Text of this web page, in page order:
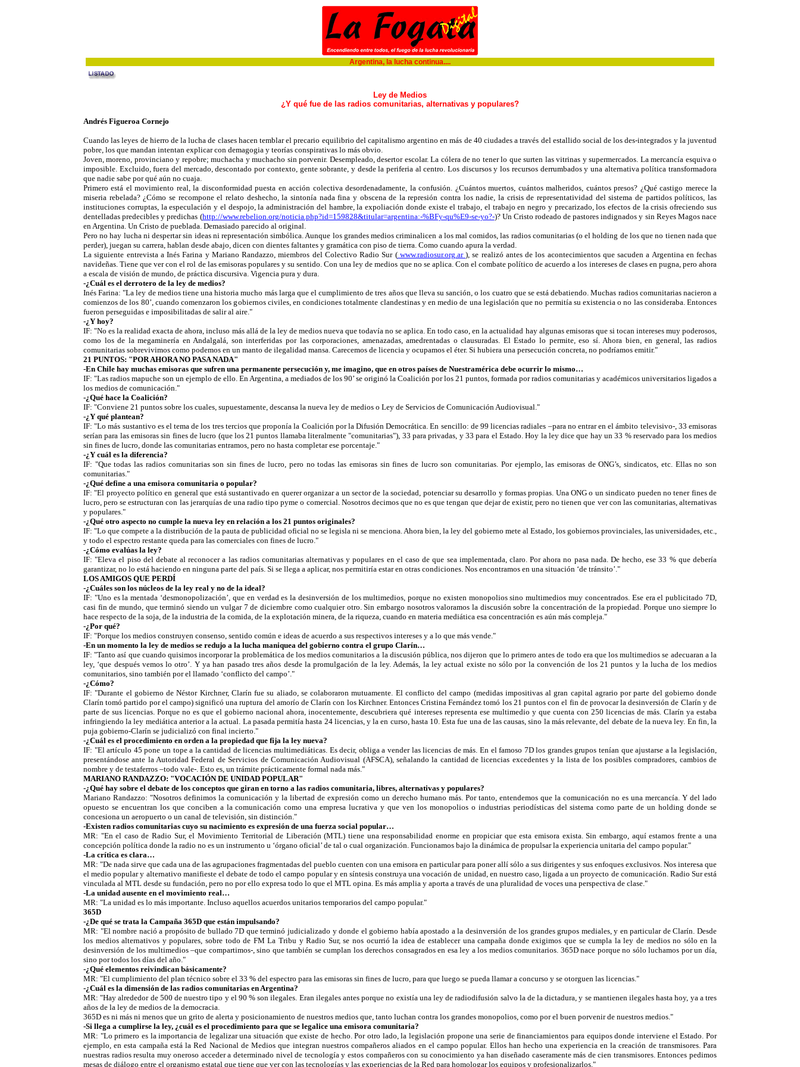
Argentina, la lucha continua....
Ley de Medios
¿Y qué fue de las radios comunitarias, alternativas y populares?
Andrés Figueroa Cornejo
Cuando las leyes de hierro de la lucha de clases hacen temblar el precario equilibrio del capitalismo argentino en más de 40 ciudades a través del estallido social de los des-integrados y la juventud
pobre, los que mandan intentan explicar con demagogia y teorías conspirativas lo más obvio.
Joven, moreno, provinciano y repobre; muchacha y muchacho sin porvenir. Desempleado, desertor escolar. La cólera de no tener lo que surten las vitrinas y supermercados. La mercancía esquiva o
imposible. Excluido, fuera del mercado, descontado por contexto, gente sobrante, y desde la periferia al centro. Los discursos y los recursos derrumbados y una alternativa política transformadora
que nadie sabe por qué aún no cuaja.
Primero está el movimiento real, la disconformidad puesta en acción colectiva desordenadamente, la confusión. ¿Cuántos muertos, cuántos malheridos, cuántos presos? ¿Qué castigo merece la
miseria rebelada? ¿Cómo se recompone el relato deshecho, la sintonía nada fina y obscena de la represión contra los nadie, la crisis de representatividad del sistema de partidos políticos, las
instituciones corruptas, la especulación y el despojo, la administración del hambre, la expoliación donde existe el trabajo, el trabajo en negro y precarizado, los efectos de la crisis ofreciendo sus
dentelladas predecibles y predichas (http://www.rebelion.org/noticia.php?id=159828&titular=argentina:-%BFy-qu%E9-se-yo?-)? Un Cristo rodeado de pastores indignados y sin Reyes Magos nace
en Argentina. Un Cristo de pueblada. Demasiado parecido al original.
Pero no hay lucha ni despertar sin ideas ni representación simbólica. Aunque los grandes medios criminalicen a los mal comidos, las radios comunitarias (o el holding de los que no tienen nada que
perder), juegan su carrera, hablan desde abajo, dicen con dientes faltantes y gramática con piso de tierra. Como cuando apura la verdad.
La siguiente entrevista a Inés Farina y Mariano Randazzo, miembros del Colectivo Radio Sur (www.radiosur.org.ar ), se realizó antes de los acontecimientos que sacuden a Argentina en fechas
navideñas. Tiene que ver con el rol de las emisoras populares y su sentido. Con una ley de medios que no se aplica. Con el combate político de acuerdo a los intereses de clases en pugna, pero ahora
a escala de visión de mundo, de práctica discursiva. Vigencia pura y dura.
-¿Cuál es el derrotero de la ley de medios?
Inés Farina: "La ley de medios tiene una historia mucho más larga que el cumplimiento de tres años que lleva su sanción, o los cuatro que se está debatiendo. Muchas radios comunitarias nacieron a
comienzos de los 80’, cuando comenzaron los gobiernos civiles, en condiciones totalmente clandestinas y en medio de una legislación que no permitía su existencia o no las consideraba. Entonces
fueron perseguidas e imposibilitadas de salir al aire."
-¿Y hoy?
IF: "No es la realidad exacta de ahora, incluso más allá de la ley de medios nueva que todavía no se aplica. En todo caso, en la actualidad hay algunas emisoras que si tocan intereses muy poderosos,
como los de la megaminería en Andalgalá, son interferidas por las corporaciones, amenazadas, amedrentadas o clausuradas. El Estado lo permite, eso sí. Ahora bien, en general, las radios
comunitarias sobrevivimos como podemos en un manto de ilegalidad mansa. Carecemos de licencia y ocupamos el éter. Si hubiera una persecución concreta, no podríamos emitir."
21 PUNTOS: "POR AHORA NO PASA NADA"
-En Chile hay muchas emisoras que sufren una permanente persecución y, me imagino, que en otros países de Nuestramérica debe ocurrir lo mismo…
IF: "Las radios mapuche son un ejemplo de ello. En Argentina, a mediados de los 90’ se originó la Coalición por los 21 puntos, formada por radios comunitarias y académicos universitarios ligados a
los medios de comunicación."
-¿Qué hace la Coalición?
IF: "Conviene 21 puntos sobre los cuales, supuestamente, descansa la nueva ley de medios o Ley de Servicios de Comunicación Audiovisual."
-¿Y qué plantean?
IF: "Lo más sustantivo es el tema de los tres tercios que proponía la Coalición por la Difusión Democrática. En sencillo: de 99 licencias radiales –para no entrar en el ámbito televisivo-, 33 emisoras
serían para las emisoras sin fines de lucro (que los 21 puntos llamaba literalmente "comunitarias"), 33 para privadas, y 33 para el Estado. Hoy la ley dice que hay un 33 % reservado para los medios
sin fines de lucro, donde las comunitarias entramos, pero no hasta completar ese porcentaje."
-¿Y cuál es la diferencia?
IF: "Que todas las radios comunitarias son sin fines de lucro, pero no todas las emisoras sin fines de lucro son comunitarias. Por ejemplo, las emisoras de ONG’s, sindicatos, etc. Ellas no son
comunitarias."
-¿Qué define a una emisora comunitaria o popular?
IF: "El proyecto político en general que está sustantivado en querer organizar a un sector de la sociedad, potenciar su desarrollo y formas propias. Una ONG o un sindicato pueden no tener fines de
lucro, pero se estructuran con las jerarquías de una radio tipo pyme o comercial. Nosotros decimos que no es que tengan que dejar de existir, pero no tienen que ver con las comunitarias, alternativas
y populares."
-¿Qué otro aspecto no cumple la nueva ley en relación a los 21 puntos originales?
IF: "Lo que compete a la distribución de la pauta de publicidad oficial no se legisla ni se menciona. Ahora bien, la ley del gobierno mete al Estado, los gobiernos provinciales, las universidades, etc.,
y todo el espectro restante queda para las comerciales con fines de lucro."
-¿Cómo evalúas la ley?
IF: "Eleva el piso del debate al reconocer a las radios comunitarias alternativas y populares en el caso de que sea implementada, claro. Por ahora no pasa nada. De hecho, ese 33 % que debería
garantizar, no lo está haciendo en ninguna parte del país. Si se llega a aplicar, nos permitiría estar en otras condiciones. Nos encontramos en una situación ‘de tránsito’."
LOS AMIGOS QUE PERDÍ
-¿Cuáles son los núcleos de la ley real y no de la ideal?
IF: "Uno es la mentada ‘desmonopolización’, que en verdad es la desinversión de los multimedios, porque no existen monopolios sino multimedios muy concentrados. Ese era el publicitado 7D,
casi fin de mundo, que terminó siendo un vulgar 7 de diciembre como cualquier otro. Sin embargo nosotros valoramos la discusión sobre la concentración de la propiedad. Porque uno siempre lo
hace respecto de la soja, de la industria de la comida, de la explotación minera, de la riqueza, cuando en materia mediática esa concentración es aún más compleja."
-¿Por qué?
IF: "Porque los medios construyen consenso, sentido común e ideas de acuerdo a sus respectivos intereses y a lo que más vende."
-En un momento la ley de medios se redujo a la lucha maniquea del gobierno contra el grupo Clarín…
IF: "Tanto así que cuando quisimos incorporar la problemática de los medios comunitarios a la discusión pública, nos dijeron que lo primero antes de todo era que los multimedios se adecuaran a la
ley, ‘que después vemos lo otro’. Y ya han pasado tres años desde la promulgación de la ley. Además, la ley actual existe no sólo por la convención de los 21 puntos y la lucha de los medios
comunitarios, sino también por el llamado ‘conflicto del campo’."
-¿Cómo?
IF: "Durante el gobierno de Néstor Kirchner, Clarín fue su aliado, se colaboraron mutuamente. El conflicto del campo (medidas impositivas al gran capital agrario por parte del gobierno donde
Clarín tomó partido por el campo) significó una ruptura del amorío de Clarín con los Kirchner. Entonces Cristina Fernández tomó los 21 puntos con el fin de provocar la desinversión de Clarín y de
parte de sus licencias. Porque no es que el gobierno nacional ahora, inocentemente, descubriera qué intereses representa ese multimedio y que cuenta con 250 licencias de más. Clarín ya estaba
infringiendo la ley mediática anterior a la actual. La pasada permitía hasta 24 licencias, y la en curso, hasta 10. Esta fue una de las causas, sino la más relevante, del debate de la nueva ley. En fin, la
puja gobierno-Clarín se judicializó con final incierto."
-¿Cuál es el procedimiento en orden a la propiedad que fija la ley nueva?
IF: "El artículo 45 pone un tope a la cantidad de licencias multimediáticas. Es decir, obliga a vender las licencias de más. En el famoso 7D los grandes grupos tenían que ajustarse a la legislación,
presentándose ante la Autoridad Federal de Servicios de Comunicación Audiovisual (AFSCA), señalando la cantidad de licencias excedentes y la lista de los posibles compradores, cambios de
nombre y de testaferros –todo vale-. Esto es, un trámite prácticamente formal nada más."
MARIANO RANDAZZO: "VOCACIÓN DE UNIDAD POPULAR"
-¿Qué hay sobre el debate de los conceptos que giran en torno a las radios comunitaria, libres, alternativas y populares?
Mariano Randazzo: "Nosotros definimos la comunicación y la libertad de expresión como un derecho humano más. Por tanto, entendemos que la comunicación no es una mercancía. Y del lado
opuesto se encuentran los que conciben a la comunicación como una empresa lucrativa y que ven los monopolios o industrias periodísticas del sistema como parte de un holding donde se
concesiona un aeropuerto o un canal de televisión, sin distinción."
-Existen radios comunitarias cuyo su nacimiento es expresión de una fuerza social popular…
MR: "En el caso de Radio Sur, el Movimiento Territorial de Liberación (MTL) tiene una responsabilidad enorme en propiciar que esta emisora exista. Sin embargo, aquí estamos frente a una
concepción política donde la radio no es un instrumento u ‘órgano oficial’ de tal o cual organización. Funcionamos bajo la dinámica de propulsar la experiencia unitaria del campo popular."
-La crítica es clara…
MR: "De nada sirve que cada una de las agrupaciones fragmentadas del pueblo cuenten con una emisora en particular para poner allí sólo a sus dirigentes y sus enfoques exclusivos. Nos interesa que
el medio popular y alternativo manifieste el debate de todo el campo popular y en síntesis construya una vocación de unidad, en nuestro caso, ligada a un proyecto de comunicación. Radio Sur está
vinculada al MTL desde su fundación, pero no por ello expresa todo lo que el MTL opina. Es más amplia y aporta a través de una pluralidad de voces una perspectiva de clase."
-La unidad ausente en el movimiento real…
MR: "La unidad es lo más importante. Incluso aquellos acuerdos unitarios temporarios del campo popular."
365D
-¿De qué se trata la Campaña 365D que están impulsando?
MR: "El nombre nació a propósito de bullado 7D que terminó judicializado y donde el gobierno había apostado a la desinversión de los grandes grupos mediales, y en particular de Clarín. Desde
los medios alternativos y populares, sobre todo de FM La Tribu y Radio Sur, se nos ocurrió la idea de establecer una campaña donde exigimos que se cumpla la ley de medios no sólo en la
desinversión de los multimedios –que compartimos-, sino que también se cumplan los derechos consagrados en esa ley a los medios comunitarios. 365D nace porque no sólo luchamos por un día,
sino por todos los días del año."
-¿Qué elementos reivindican básicamente?
MR: "El cumplimiento del plan técnico sobre el 33 % del espectro para las emisoras sin fines de lucro, para que luego se pueda llamar a concurso y se otorguen las licencias."
-¿Cuál es la dimensión de las radios comunitarias en Argentina?
MR: "Hay alrededor de 500 de nuestro tipo y el 90 % son ilegales. Eran ilegales antes porque no existía una ley de radiodifusión salvo la de la dictadura, y se mantienen ilegales hasta hoy, ya a tres
años de la ley de medios de la democracia.
365D es ni más ni menos que un grito de alerta y posicionamiento de nuestros medios que, tanto luchan contra los grandes monopolios, como por el buen porvenir de nuestros medios."
-Si llega a cumplirse la ley, ¿cuál es el procedimiento para que se legalice una emisora comunitaria?
MR: "Lo primero es la importancia de legalizar una situación que existe de hecho. Por otro lado, la legislación propone una serie de financiamientos para equipos donde interviene el Estado. Por
ejemplo, en esta campaña está la Red Nacional de Medios que integran nuestros compañeros aliados en el campo popular. Ellos han hecho una experiencia en la creación de transmisores. Para
nuestras radios resulta muy oneroso acceder a determinado nivel de tecnología y estos compañeros con su conocimiento ya han diseñado caseramente más de cien transmisores. Entonces pedimos
mesas de diálogo entre el organismo estatal que tiene que ver con las tecnologías y las experiencias de la Red para homologar los equipos y profesionalizarlos."